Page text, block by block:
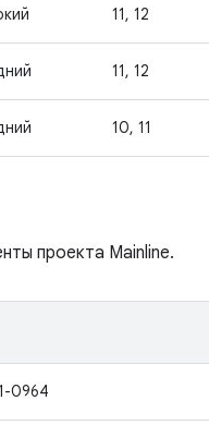
11, 12
11, 12
10, 11
проекта Mainline.
0964